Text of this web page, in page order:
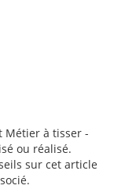
Métier à tisser -
ou réalisé.
sur cet article